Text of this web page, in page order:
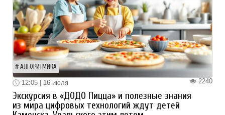
АЛГОРИТМИКА
2240
12:05 | 16 июля
Экскурсия в «ДОДО Пицца» и полезные знания
из мира цифровых технологий ждут детей